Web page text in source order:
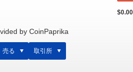
by CoinPaprika
売る 取引所